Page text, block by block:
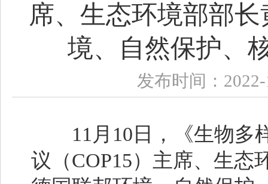
席、生态环境部部
境、自然保护、
发布时间：
11月10日，《生物多
议（COP15）主席、生态